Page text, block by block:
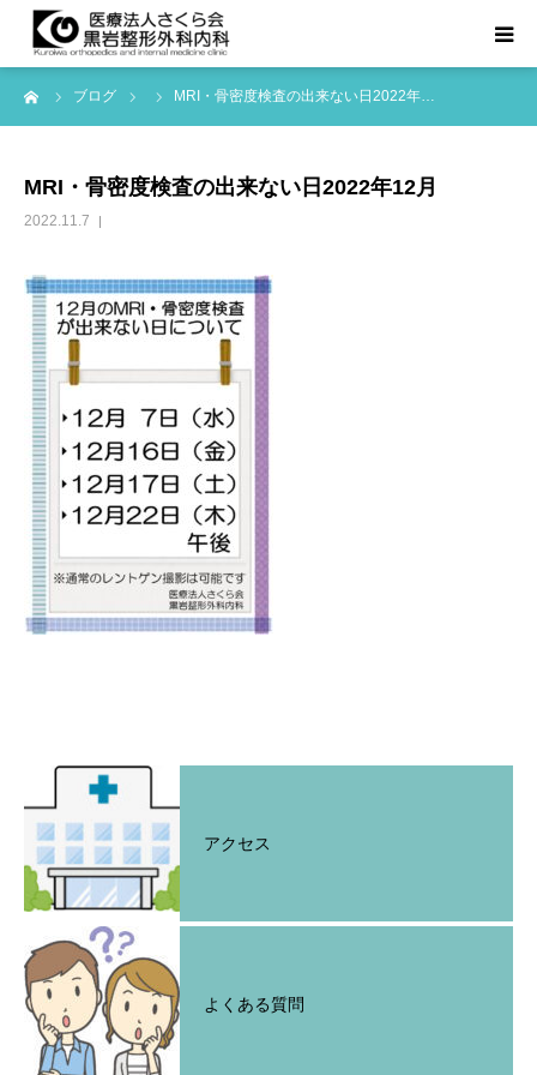
ブログ MRI・骨密度検査の出来ない日2022年…
MRI・骨密度検査の出来ない日2022年12月
2022.11.7
アクセス
よくある質問
TOPページ
お知らせ等
アクセス
よくある質問